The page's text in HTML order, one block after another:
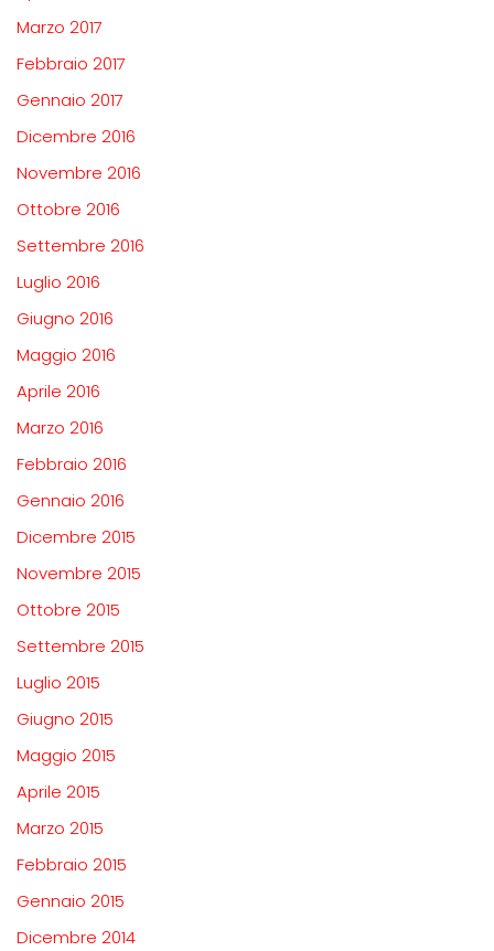
Marzo 2017
Febbraio 2017
Gennaio 2017
Dicembre 2016
Novembre 2016
Ottobre 2016
Settembre 2016
Luglio 2016
Giugno 2016
Maggio 2016
Aprile 2016
Marzo 2016
Febbraio 2016
Gennaio 2016
Dicembre 2015
Novembre 2015
Ottobre 2015
Settembre 2015
Luglio 2015
Giugno 2015
Maggio 2015
Aprile 2015
Marzo 2015
Febbraio 2015
Gennaio 2015
Dicembre 2014